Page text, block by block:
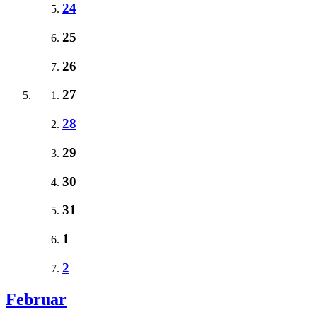
24
25
26
27
28
29
30
31
1
2
Februar